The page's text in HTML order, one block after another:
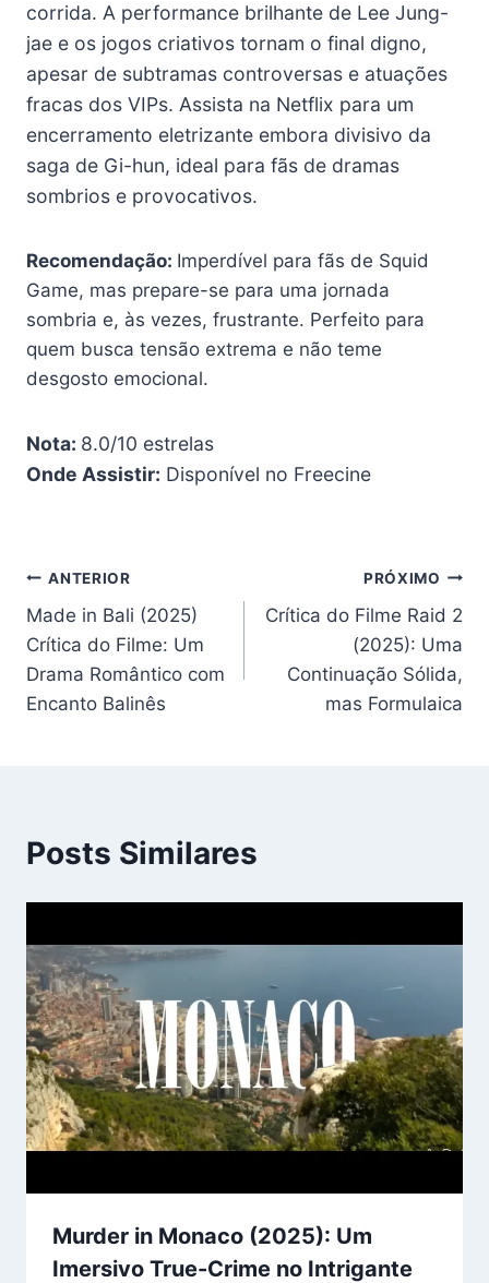
corrida. A performance brilhante de Lee Jung-
jae e os jogos criativos tornam o final digno,
apesar de subtramas controversas e atuações
fracas dos VIPs. Assista na Netflix para um
encerramento eletrizante embora divisivo da
saga de Gi-hun, ideal para fãs de dramas
sombrios e provocativos.
Recomendação: Imperdível para fãs de Squid
Game, mas prepare-se para uma jornada
sombria e, às vezes, frustrante. Perfeito para
quem busca tensão extrema e não teme
desgosto emocional.
Nota: 8.0/10 estrelas
Onde Assistir: Disponível no Freecine
Navegação
de
Post
ANTERIOR
Made in Bali (2025)
Crítica do Filme: Um
Drama Romântico com
Encanto Balinês
PRÓXIMO
Crítica do Filme Raid 2
(2025): Uma
Continuação Sólida,
mas Formulaica
Posts Similares
Murder in Monaco (2025): Um
Imersivo True-Crime no Intrigante